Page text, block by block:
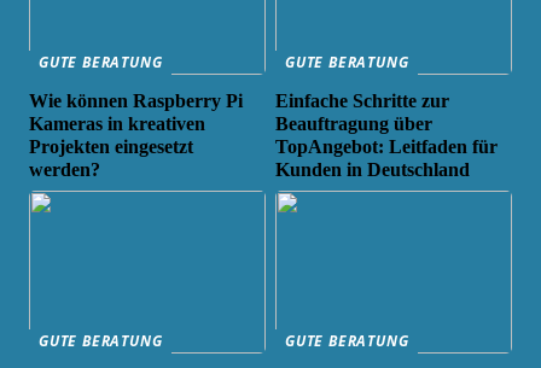
GUTE BERATUNG
Wie können Raspberry Pi
Kameras in kreativen
Projekten eingesetzt
werden?
GUTE BERATUNG
Einfache Schritte zur
Beauftragung über
TopAngebot: Leitfaden für
Kunden in Deutschland
GUTE BERATUNG
GUTE BERATUNG